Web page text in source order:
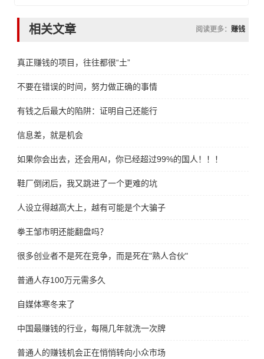
相关文章 阅读更多： 赚钱
真正赚钱的项目，往往都很“土”
不要在错误的时间，努力做正确的事情
有钱之后最大的陷阱：证明自己还能行
信息差，就是机会
如果你会出去，还会用AI，你已经超过99%的国人！！！
鞋厂倒闭后，我又跳进了一个更难的坑
人设立得越高大上，越有可能是个大骗子
拳王邹市明还能翻盘吗？
很多创业者不是死在竞争，而是死在"熟人合伙"
普通人存100万元需多久
自媒体寒冬来了
中国最赚钱的行业，每隔几年就洗一次牌
普通人的赚钱机会正在悄悄转向小众市场